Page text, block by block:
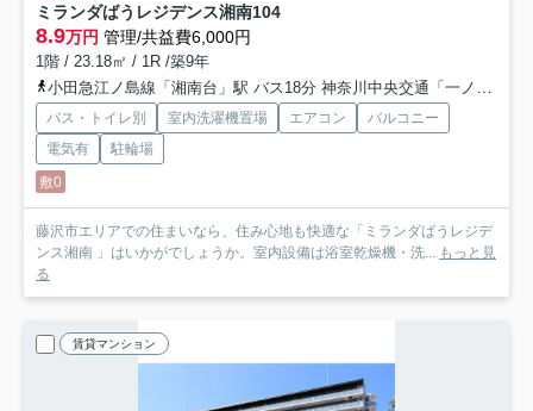
ミランダばうレジデンス湘南104
8.9万円 管理/共益費6,000円
1階 / 23.18㎡ / 1R /築9年
小田急江ノ島線「湘南台」駅 バス18分 神奈川中央交通「一ノ坪（神奈川県）」 停歩1分
バス・トイレ別 室内洗濯機置場 エアコン
バルコニー
電気有
駐輪場
敷0
藤沢市エリアでの住まいなら、住み心地も快適な「ミランダばうレジデ
ンス湘南 」はいかがでしょうか。室内設備は浴室乾燥機・洗...
もっと見
る
賃貸マンション